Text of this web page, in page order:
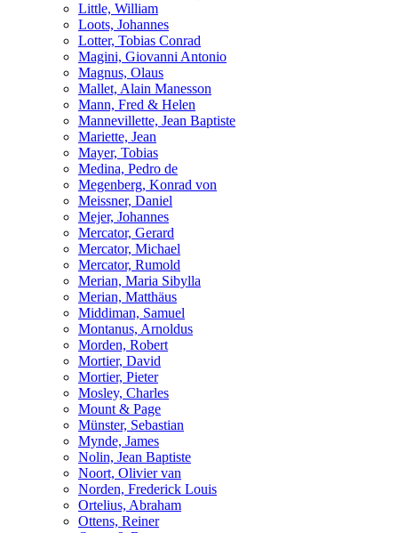
Little, William
Loots, Johannes
Lotter, Tobias Conrad
Magini, Giovanni Antonio
Magnus, Olaus
Mallet, Alain Manesson
Mann, Fred & Helen
Mannevillette, Jean Baptiste
Mariette, Jean
Mayer, Tobias
Medina, Pedro de
Megenberg, Konrad von
Meissner, Daniel
Mejer, Johannes
Mercator, Gerard
Mercator, Michael
Mercator, Rumold
Merian, Maria Sibylla
Merian, Matthäus
Middiman, Samuel
Montanus, Arnoldus
Morden, Robert
Mortier, David
Mortier, Pieter
Mosley, Charles
Mount & Page
Münster, Sebastian
Mynde, James
Nolin, Jean Baptiste
Noort, Olivier van
Norden, Frederick Louis
Ortelius, Abraham
Ottens, Reiner